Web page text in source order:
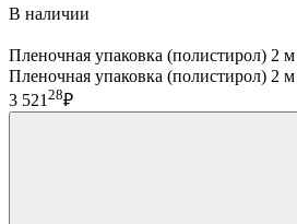
В наличии
Пленочная упаковка (полистирол) 2
Пленочная упаковка (полистирол) 2 м
3 521 28₽